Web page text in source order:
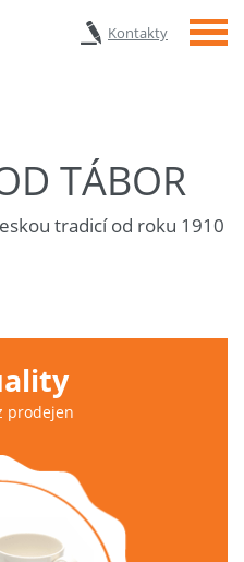
Kontakty Menu
TÁBOR
tradicí od roku 1910
prodejen